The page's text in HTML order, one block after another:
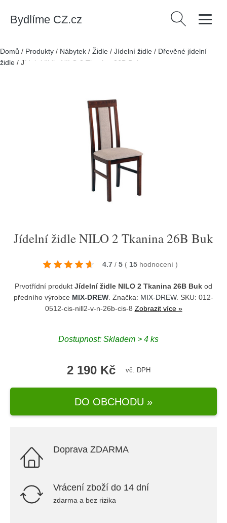
Bydlíme CZ.cz Vyhledávání
Domů / Produkty / Nábytek / Židle / Jídelní židle / Dřevěné jídelní
židle / Jídelní židle NILO 2 Tkanina 26B Buk
Jídelní židle NILO 2 Tkanina 26B Buk
4.7 / 5 ( 15 hodnocení )
Prvotřídní produkt Jídelní židle NILO 2 Tkanina 26B Buk od
předního výrobce MIX-DREW . Značka: MIX-DREW. SKU: 012-
0512-cis-nill2-v-n-26b-cis-8 Zobrazit více »
Dostupnost: Skladem > 4 ks
2 190 Kč vč. DPH
DO OBCHODU »
Doprava ZDARMA
Vrácení zboží do 14 dní
zdarma a bez rizika